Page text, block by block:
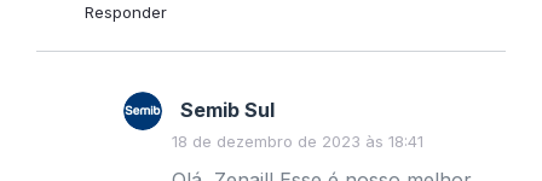
Responder
Semib Sul
18 de dezembro de 2023 às 18:41